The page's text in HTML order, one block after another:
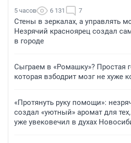
5 часов 6 131 7
Стены в зеркалах, а управлять
Незрячий красноярец создал
в городе
Сыграем в «Ромашку»? Простая
которая взбодрит мозг не хуже
«Протянуть руку помощи»:
создал «уютный» аромат для
уже увековечил в духах